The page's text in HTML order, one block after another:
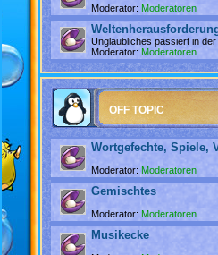
Moderator: Moderatoren
Unglaubliches passiert in der
Moderator: Moderatoren
OFF TOPIC
Wortgefechte, Spiele,
Moderator: Moderatoren
Gemischtes
Moderator: Moderatoren
Musikecke